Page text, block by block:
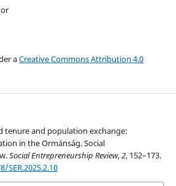
aCreative Commons Attribution 4.0
tenure and population exchange:
in the Ormánság. Social
Social Entrepreneurship Review,2, 152–173.